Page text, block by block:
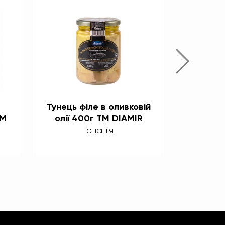
Тунець філе в оливковій
олії 400г ТМ DIAMIR
Іспанія